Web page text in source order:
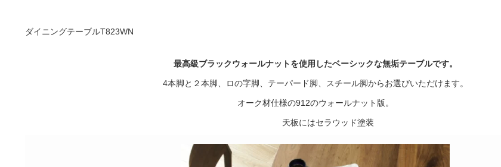
ダイニングテーブルT823WN
最高級ブラックウォールナットを使用したベーシックな無垢テーブルです。
4本脚と２本脚、ロの字脚、テーパード脚、スチール脚からお選びいただけます。
オーク材仕様の912のウォールナット版。
天板にはセラウッド塗装